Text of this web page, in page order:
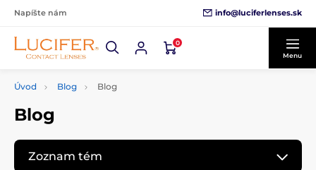
Napíšte nám info@luciferlenses.sk
0
Menu
Úvod Blog Blog
Blog
Zoznam tém